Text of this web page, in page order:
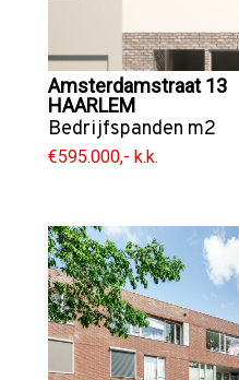
Amsterdamstraat 13
HAARLEM
Bedrijfspanden m2
€595.000,- k.k.